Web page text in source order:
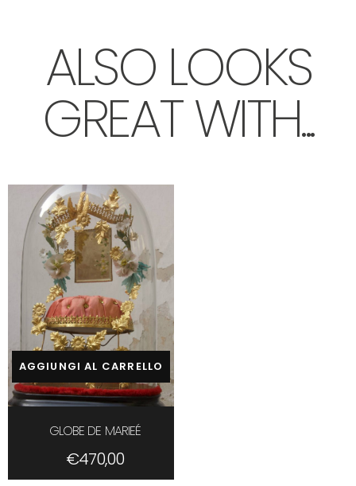
ALSO LOOKS
GREAT WITH...
AGGIUNGI AL CARRELLO
GLOBE DE MARIEÉ
€470,00